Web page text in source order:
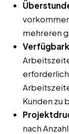
mehreren
Kunden zu
nach